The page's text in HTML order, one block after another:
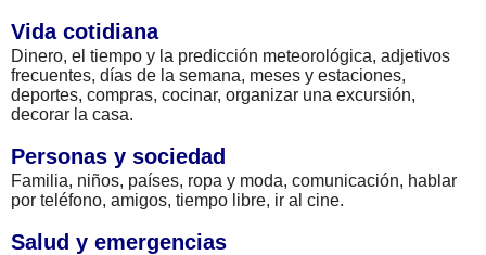
Vida cotidiana
Dinero, el tiempo y la predicción meteorológica, adjetivos
frecuentes, días de la semana, meses y estaciones,
deportes, compras, cocinar, organizar una excursión,
decorar la casa.
Personas y sociedad
Familia, niños, países, ropa y moda, comunicación, hablar
por teléfono, amigos, tiempo libre, ir al cine.
Salud y emergencias